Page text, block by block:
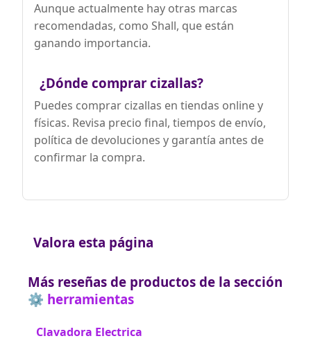
Aunque actualmente hay otras marcas
recomendadas, como Shall, que están
ganando importancia.
¿Dónde comprar cizallas?
Puedes comprar cizallas en tiendas online y
físicas. Revisa precio final, tiempos de envío,
política de devoluciones y garantía antes de
confirmar la compra.
Valora esta página
Más reseñas de productos de la sección
⚙️ herramientas
Clavadora Electrica